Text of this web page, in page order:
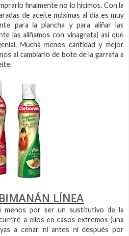
finalmente no lo hicimos. Con la
de aceite máximas al día es muy
para la plancha y para aliñar las
las aliñamos con vinagreta) así que
Mucha menos cantidad y mejor
al cambiarlo de bote de la garrafa a
LÍNEA
menos por ser un sustitutivo de la
a ellos en casos extremos (una
a cenar ni antes ni después por